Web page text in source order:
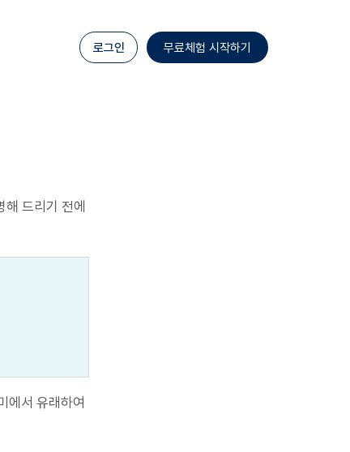
로그인 무료체험 시작하기
드리기 전에
에서 유래하여